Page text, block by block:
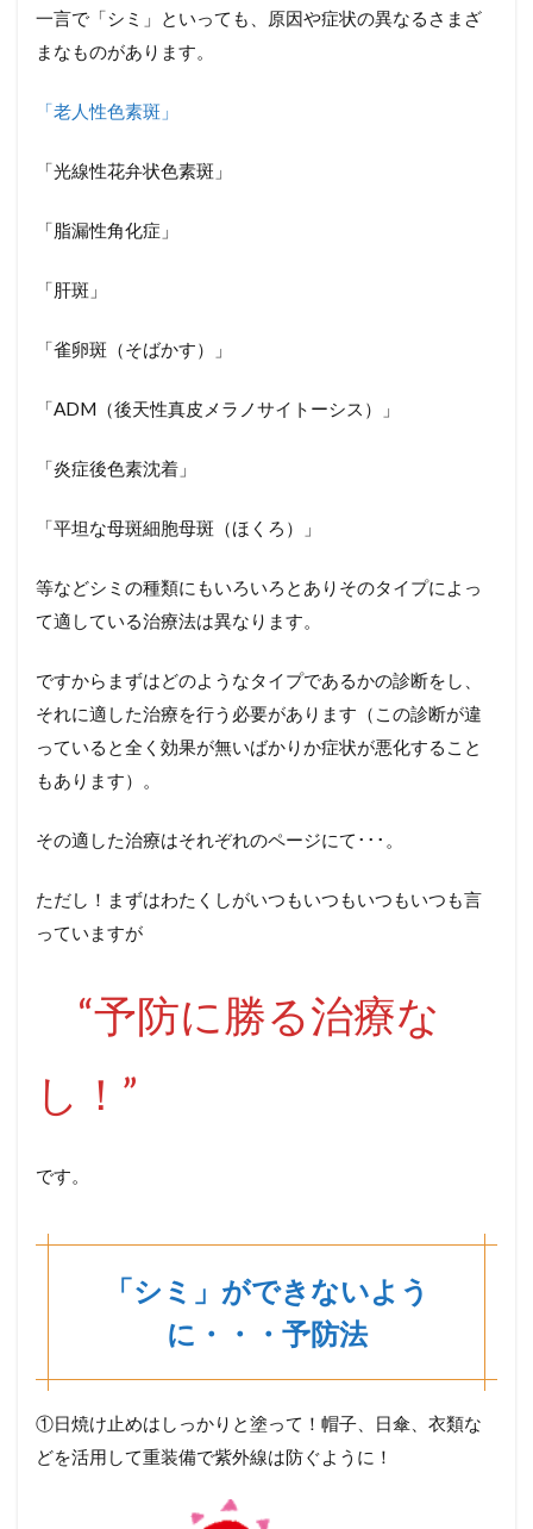
一言で「シミ」といっても、原因や症状の異なるさまざ
まなものがあります。
「老人性色素斑」
「光線性花弁状色素斑」
「脂漏性角化症」
「肝斑」
「雀卵斑（そばかす）」
「ADM（後天性真皮メラノサイトーシス）」
「炎症後色素沈着」
「平坦な母斑細胞母斑（ほくろ）」
等などシミの種類にもいろいろとありそのタイプによっ
て適している治療法は異なります。
ですからまずはどのようなタイプであるかの診断をし、
それに適した治療を行う必要があります（この診断が違
っていると全く効果が無いばかりか症状が悪化すること
もあります）。
その適した治療はそれぞれのページにて･･･。
ただし！まずはわたくしがいつもいつもいつもいつも言
っていますが
“予防に勝る治療な
し！”
です。
「シミ」ができないよう
に・・・予防法
①日焼け止めはしっかりと塗って！帽子、日傘、衣類な
どを活用して重装備で紫外線は防ぐように！